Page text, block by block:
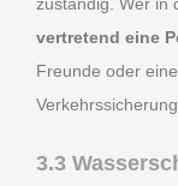
zuständig. Wer in
vertretend eine
Freunde oder
3.3